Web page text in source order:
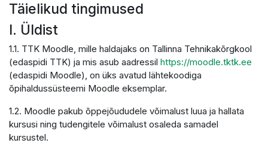
Täielikud tingimused
I. Üldist
1.1. TTK Moodle, mille haldajaks on Tallinna Tehnikakõrgkool
(edaspidi TTK) ja mis asub aadressil https://moodle.tktk.ee
(edaspidi Moodle), on üks avatud lähtekoodiga
õpihaldussüsteemi Moodle eksemplar.
1.2. Moodle pakub õppejõududele võimalust luua ja hallata
kursusi ning tudengitele võimalust osaleda samadel
kursustel.